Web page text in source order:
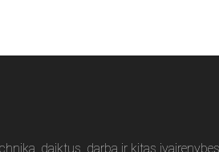
daiktus, darbą ir kitas